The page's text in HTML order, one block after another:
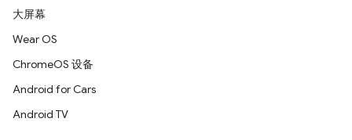
大屏幕
Wear OS
ChromeOS 设备
Android for Cars
Android TV